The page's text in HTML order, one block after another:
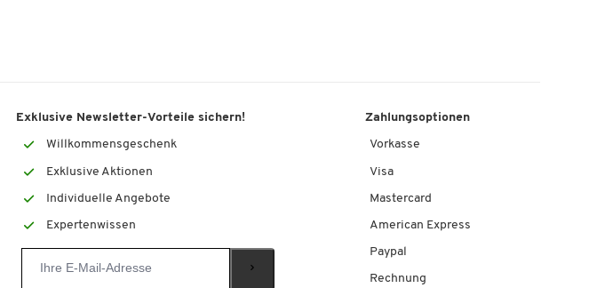
Exklusive Newsletter-Vorteile sichern!
Willkommensgeschenk
Exklusive Aktionen
Individuelle Angebote
Expertenwissen
Zahlungsoptionen
Vorkasse
Visa
Mastercard
American Express
Paypal
Rechnung